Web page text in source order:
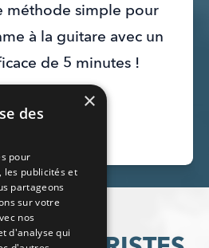
méthode simple pour
à la guitare avec un
de 5 minutes !
l'article
×
des
pour
les publicités et
partageons
sur votre
nos
d'analyse qui